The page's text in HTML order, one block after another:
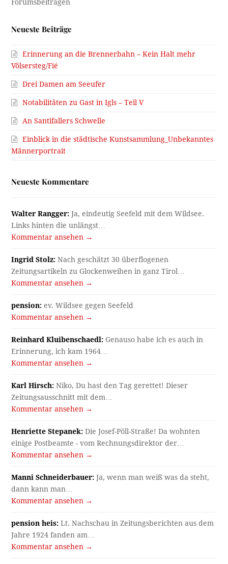
Neueste Beiträge
Erinnerung an die Brennerbahn – Kein Halt mehr
Völsersteg/Fié
Drei Damen am Seeufer
Notabilitäten zu Gast in Igls – Teil V
An Santifallers Schwelle
Einblick in die städtische Kunstsammlung_Unbekanntes
Männerportrait
Neueste Kommentare
Walter Rangger: Ja, eindeutig Seefeld mit dem Wildsee.
Links hinten die unlängst…
Kommentar ansehen →
Ingrid Stolz: Nach geschätzt 30 überflogenen
Zeitungsartikeln zu Glockenweihen in ganz Tirol…
Kommentar ansehen →
pension: ev. Wildsee gegen Seefeld
Kommentar ansehen →
Reinhard Kluibenschaedl: Genauso habe ich es auch in
Erinnerung, ich kam 1964…
Kommentar ansehen →
Karl Hirsch: Niko, Du hast den Tag gerettet! Dieser
Zeitungsausschnitt mit dem…
Kommentar ansehen →
Henriette Stepanek: Die Josef-Pöll-Straße! Da wohnten
einige Postbeamte - vom Rechnungsdirektor der…
Kommentar ansehen →
Manni Schneiderbauer: Ja, wenn man weiß was da steht,
dann kann man…
Kommentar ansehen →
pension heis: Lt. Nachschau in Zeitungsberichten aus dem
Jahre 1924 fanden am…
Kommentar ansehen →